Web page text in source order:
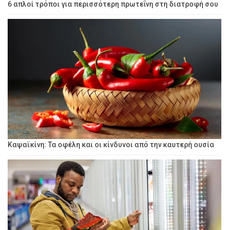
6 απλοί τρόποι για περισσότερη πρωτεΐνη στη διατροφή σου
Καψαϊκίνη: Τα οφέλη και οι κίνδυνοι από την καυτερή ουσία